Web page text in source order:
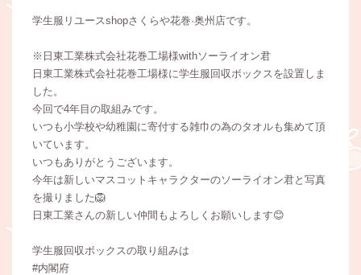
学生服リユースshopさくらや花巻·奥州店です。
※日東工業株式会社花巻工場様withソーライオン君
日東工業株式会社花巻工場様に学生服回収ボックスを設置しま
した。
今回で4年目の取組みです。
いつも小学校や幼稚園に寄付する雑巾の為のタオルも集めて頂
いています。
いつもありがとうございます。
今年は新しいマスコットキャラクターのソーライオン君と写真
を撮りました🦁
日東工業さんの新しい仲間もよろしくお願いします😊
学生服回収ボックスの取り組みは
#内閣府